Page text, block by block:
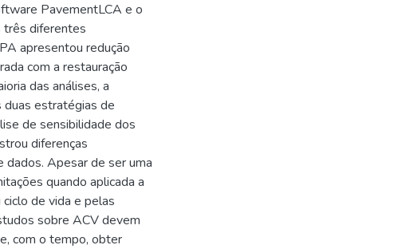
PavementLCA e o
três diferentes
apresentou redução
com a restauração
das análises, a
duas estratégias de
de sensibilidade dos
diferenças
dados. Apesar de ser uma
quando aplicada a
de vida e pelas
sobre ACV devem
com o tempo, obter